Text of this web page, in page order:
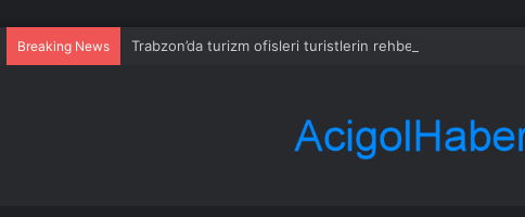
Breaking News Trabzon’da turizm ofisleri turistlerin rehberi oluyor